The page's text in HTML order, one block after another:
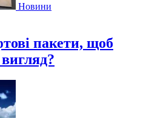
Новини
пакети, щоб